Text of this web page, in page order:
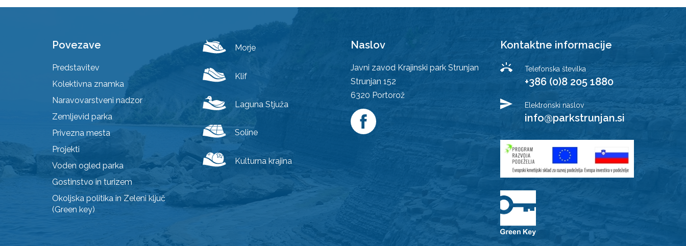
Povezave
Predstavitev
Kolektivna znamka
Naravovarstveni nadzor
Zemljevid parka
Privezna mesta
Projekti
Voden ogled parka
Gostinstvo in turizem
Okoljska politika in Zeleni ključ
(Green key)
Morje
Klif
Laguna Stjuža
Soline
Kulturna krajina
Naslov
Javni zavod Krajinski park Strunjan
Strunjan 152
6320 Portorož
Kontaktne informacije
Telefonska številka
+386 (0)8 205 1880
Elektronski naslov
info@parkstrunjan.si